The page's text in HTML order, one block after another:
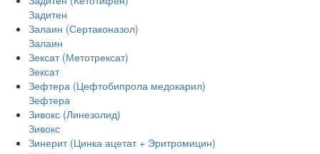
Задитен
Залаин (Сертаконазол)
Залаин
Зексат (Метотрексат)
Зексат
Зефтера (Цефтобипрола медокарил)
Зефтера
Зивокс (Линезолид)
Зивокс
Зинерит (Цинка ацетат + Эритромицин)